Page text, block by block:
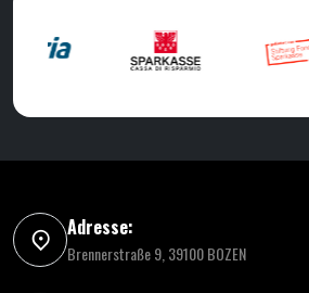
Adresse:
Brennerstraße 9, 39100 BOZEN